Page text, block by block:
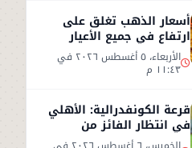
أسعار الذهب تغلق على
ارتفاع في جميع الأعيار
الأربعاء، ٥ أغسطس ٢٠٢٦ في
١١:٤٣ م
قرعة الكونفدرالية: الأهلي
في انتظار الفائز من
مقديشو سيتي وكيتارا